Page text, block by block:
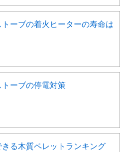
ーブの着火ヒーターの寿命は
ーブの停電対策
る木質ペレットランキング